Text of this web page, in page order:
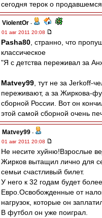
сегодня терок о
ViolentOr -
01 авг 2011 20:08
Pasha80 , странно, что
классическое
"Я с детства переживал за
Matvey99 , тут не за Jerkoff-
переживают, а за Жиркова-
сборной России. Вот он
этой самой сборной очень
Matvey99 -
01 авг 2011 20:08
Не несите хуйню!Взрослые
Жирков вытащил лично для
семьи счастливый билет.
У него к 32 годам будет
Евро.Освобожденные от
нагрузок, которые он
В футбол он уже поиграл.